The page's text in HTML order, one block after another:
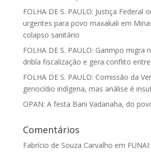
FOLHA DE S. PAULO: Justiça Federal
urgentes para povo maxakali em
colapso sanitário
FOLHA DE S. PAULO: Garimpo migra
dribla fiscalização e gera conflito
FOLHA DE S. PAULO: Comissão da
genocídio indígena, mas análise é
OPAN: A festa Bani Vadanaha, do
Comentários
Fabrício de Souza Carvalho em